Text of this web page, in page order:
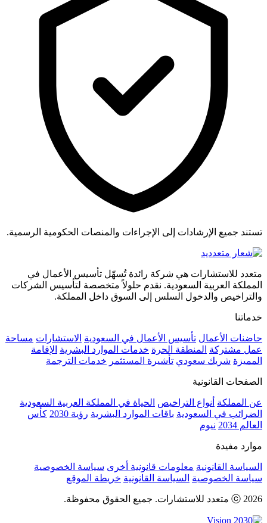
تستند جميع الإرشادات إلى الإجراءات والمنصات الحكومية الرسمية.
متعدد للاستشارات هي شركة رائدة تُسهّل تأسيس الأعمال في
المملكة العربية السعودية. نقدم حلولاً متخصصة لتأسيس الشركات
والتراخيص والدخول السلس إلى السوق داخل المملكة.
خدماتنا
حاضنات الأعمال تأسيس الأعمال في السعودية الاستشارات مساحة
عمل مشتركة المنطقة الحرة خدمات الموارد البشرية الإقامة
المميزة شريك سعودي تأشيرة المستثمر خدمات الترجمة
الصفحات القانونية
عن المملكة أنواع التراخيص الحياة في المملكة العربية السعودية
الضرائب في السعودية باقات الموارد البشرية رؤية 2030
كأس
العالم 2034
نيوم
موارد مفيدة
السياسة القانونية معلومات قانونية أخرى سياسة الخصوصية
سياسة الخصوصية السياسة القانونية خريطة الموقع
ⓒ 2026 متعدد للاستشارات. جميع الحقوق محفوظة.